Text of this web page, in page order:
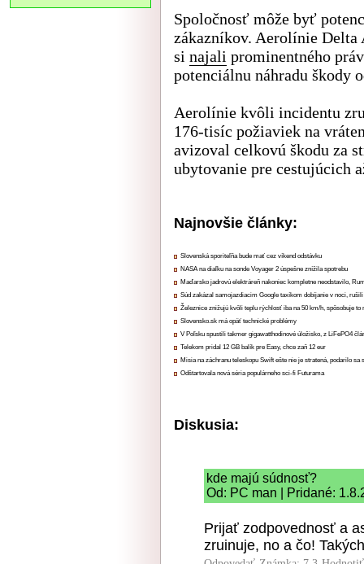
Spoločnosť môže byť
zákazníkov. Aerolínie
si najali prominentného
potenciálnu náhradu škody
Aerolínie kvôli incidentu
176-tisíc požiaviek na
avizoval celkovú škodu za
ubytovanie pre cestujúcich
Najnovšie články:
Slovenská sporiteľňa bude mať cez víkend odstávku
NASA na diaľku na sonde Voyager 2 úspešne znížila spotrebu
Maďarsko jadrovú elektráreň nakoniec kompletne neodstavilo,
Súd zakázal samojazdiacim Google taxíkom dobíjanie v noci,
Železnice znižujú kvôli teplu rýchlosť iba na 50 km/h, spôsobuje to
Slovensko.sk má opäť technické problémy
V Poľsku spustili takmer gigawatthodinové úložisko, z LiFePO4
Telekom pridal 12 GB balík pre Easy, chce zaň 12 eur
Misia na záchranu teleskopu Swift ešte nie je stratená, podarilo sa
Odštartovala nová séria populárneho sci-fi Futurama
Diskusia:
kde majú súdnosť?
Od: PC man | Pridané:
Prijať zodpovednosť a
zruinuje, no a čo!